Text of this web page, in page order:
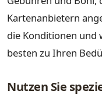
Kartenanbietern
die Konditionen und
besten zu Ihren
Nutzen Sie